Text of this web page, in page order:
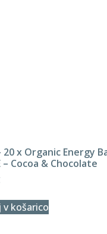
20 x Organic Energy Bar
– Cocoa & Chocolate